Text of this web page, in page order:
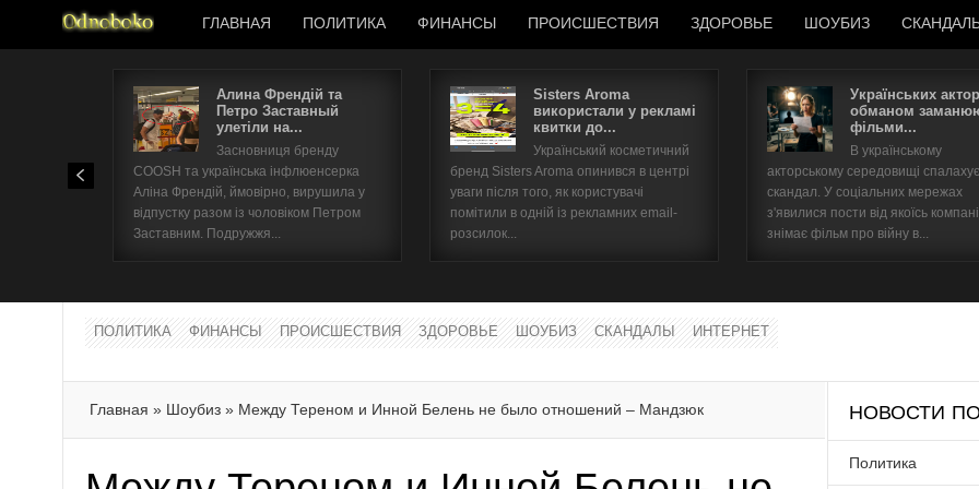
ГЛАВНАЯ ПОЛИТИКА ФИНАНСЫ ПРОИСШЕСТВИЯ ЗДОРОВЬЕ ШОУБИЗ
Алина Френдій та
Петро Заставный
улетіли на...
Засновниця бренду
COOSH та українська інфлюенсерка
Аліна Френдій, ймовірно, вирушила у
відпустку разом із чоловіком Петром
Заставним. Подружжя...
Sisters Aroma
використали у рекламі
квитки до...
Український косметичний
бренд Sisters Aroma опинився в центрі
уваги після того, як користувачі
помітили в одній із рекламних email-
розсилок...
Українських
обманом
фільми...
В українському
акторському середовищі спалахує
скандал. У соціальних мережах
з'явилися пости від якоїсь
знімає фільм про війну в...
ПОЛИТИКА ФИНАНСЫ ПРОИСШЕСТВИЯ ЗДОРОВЬЕ ШОУБИЗ СКАНДАЛЫ ИНТЕРНЕТ
Главная » Шоубиз » Между Тереном и Инной Белень не было отношений – Мандзюк НОВОСТИ
Политика
Имя пользователя
Забыли имя пользователя?